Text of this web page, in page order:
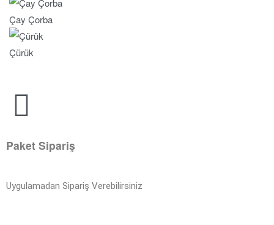
Çay Çorba
Çürük
Paket Sipariş
Uygulamadan Sipariş Verebilirsiniz